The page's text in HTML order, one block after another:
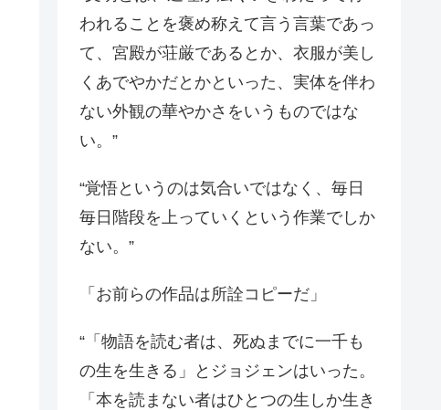
われることを褒め称えて言う言葉であっ
て、宮殿が荘厳であるとか、衣服が美し
くあでやかだとかといった、実体を伴わ
ない外観の華やかさをいうものではな
い。”
“覚悟というのは気合いではなく、毎日
毎日階段を上っていくという作業でしか
ない。”
「お前らの作品は所詮コピーだ」
“「物語を読む者は、死ぬまでに一千も
の生を生きる」とジョジェンはいった。
「本を読まない者はひとつの生しか生き